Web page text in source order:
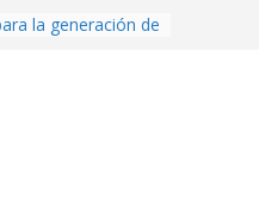
la generación de
con Inteligencia